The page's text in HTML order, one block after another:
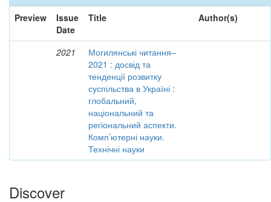
Preview
Issue
Date
Title Author(s)
2021
Могилянські читання–
2021 : досвід та
тенденції розвитку
суспільства в Україні :
глобальний,
національний та
регіональний аспекти.
Комп’ютерні науки.
Технічні науки
Discover